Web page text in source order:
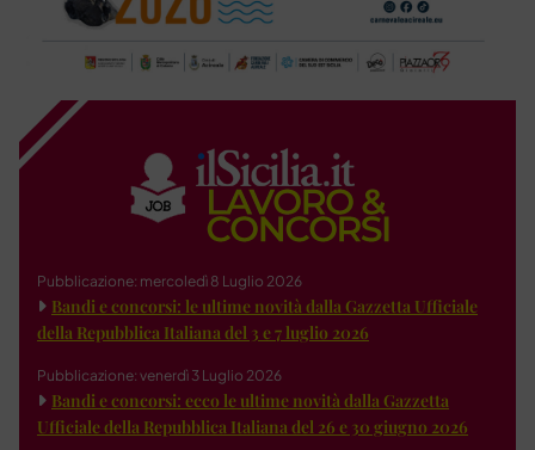
Pubblicazione: mercoledì 8 Luglio 2026
Bandi e concorsi: le ultime novità dalla Gazzetta Ufficiale
della Repubblica Italiana del 3 e 7 luglio 2026
Pubblicazione: venerdì 3 Luglio 2026
Bandi e concorsi: ecco le ultime novità dalla Gazzetta
Ufficiale della Repubblica Italiana del 26 e 30 giugno 2026